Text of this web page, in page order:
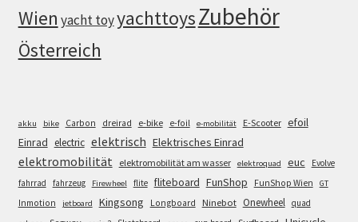
Wien yacht toyyachttoysZubehör
Österreich
akku bike Carbon dreirad e-bike e-foil e-mobilität E-Scooter efoil
Einrad electric elektrisch Elektrisches Einrad
elektromobilität elektromobilität am wasser elektroquad euc
Evolve
fahrrad
fahrzeug Firewheel flite fliteboard FunShop FunShop Wien GT
Inmotion jetboard Kingsong Longboard Ninebot Onewheel quad